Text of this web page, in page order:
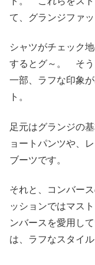
て、グランジファッ
シャツがチェック
するとグ～。 そう
一部、ラフな印象
ト。
足元はグランジの
ョートパンツや、
ブーツです。
それと、コンバー
ッションではマス
ンバースを愛用し
は、ラフなスタイ